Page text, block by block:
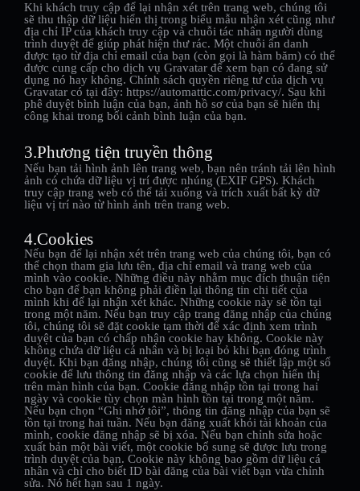
Khi khách truy cập để lại nhận xét trên trang web, chúng tôi
sẽ thu thập dữ liệu hiển thị trong biểu mẫu nhận xét cũng như
địa chỉ IP của khách truy cập và chuỗi tác nhân người dùng
trình duyệt để giúp phát hiện thư rác. Một chuỗi ẩn danh
được tạo từ địa chỉ email của bạn (còn gọi là hàm băm) có thể
được cung cấp cho dịch vụ Gravatar để xem bạn có đang sử
dụng nó hay không. Chính sách quyền riêng tư của dịch vụ
Gravatar có tại đây: https://automattic.com/privacy/. Sau khi
phê duyệt bình luận của bạn, ảnh hồ sơ của bạn sẽ hiển thị
công khai trong bối cảnh bình luận của bạn.
3.Phương tiện truyền thông
Nếu bạn tải hình ảnh lên trang web, bạn nên tránh tải lên hình
ảnh có chứa dữ liệu vị trí được nhúng (EXIF GPS). Khách
truy cập trang web có thể tải xuống và trích xuất bất kỳ dữ
liệu vị trí nào từ hình ảnh trên trang web.
4.Cookies
Nếu bạn để lại nhận xét trên trang web của chúng tôi, bạn có
thể chọn tham gia lưu tên, địa chỉ email và trang web của
mình vào cookie. Những điều này nhằm mục đích thuận tiện
cho bạn để bạn không phải điền lại thông tin chi tiết của
mình khi để lại nhận xét khác. Những cookie này sẽ tồn tại
trong một năm. Nếu bạn truy cập trang đăng nhập của chúng
tôi, chúng tôi sẽ đặt cookie tạm thời để xác định xem trình
duyệt của bạn có chấp nhận cookie hay không. Cookie này
không chứa dữ liệu cá nhân và bị loại bỏ khi bạn đóng trình
duyệt. Khi bạn đăng nhập, chúng tôi cũng sẽ thiết lập một số
cookie để lưu thông tin đăng nhập và các lựa chọn hiển thị
trên màn hình của bạn. Cookie đăng nhập tồn tại trong hai
ngày và cookie tùy chọn màn hình tồn tại trong một năm.
Nếu bạn chọn “Ghi nhớ tôi”, thông tin đăng nhập của bạn sẽ
tồn tại trong hai tuần. Nếu bạn đăng xuất khỏi tài khoản của
mình, cookie đăng nhập sẽ bị xóa. Nếu bạn chỉnh sửa hoặc
xuất bản một bài viết, một cookie bổ sung sẽ được lưu trong
trình duyệt của bạn. Cookie này không bao gồm dữ liệu cá
nhân và chỉ cho biết ID bài đăng của bài viết bạn vừa chỉnh
sửa. Nó hết hạn sau 1 ngày.